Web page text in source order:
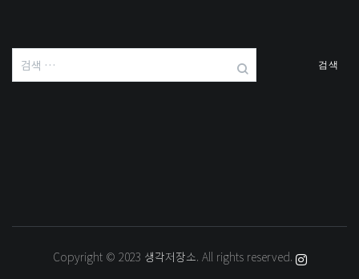
검
색:
Copyright © 2023 생각저장소. All rights reserved.